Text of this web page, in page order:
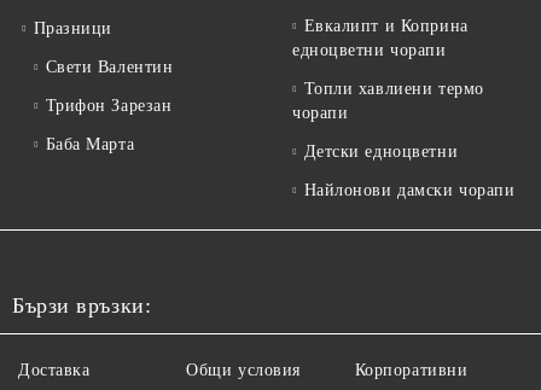
Празници
Свети Валентин
Трифон Зарезан
Баба Марта
Евкалипт и Коприна
едноцветни чорапи
Топли хавлиени термо
чорапи
Детски едноцветни
Найлонови дамски чорапи
Бързи връзки:
Доставка Общи условия
Корпоративни